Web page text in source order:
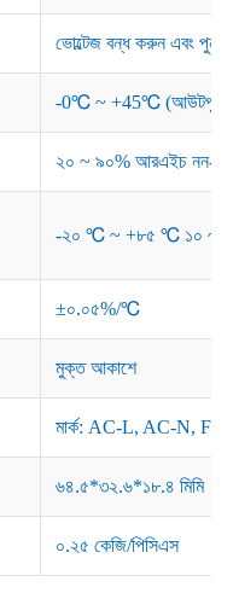
ভোল্টেজ বন্ধ করুন এবং
-0℃ ~ +45℃ (আউটপুট লোড
২০ ~ ৯০% আরএইচ নন-
-২০ ℃ ~ +৮৫ ℃ ১০ ~
±০.০৫%/℃
মুক্ত আকাশে
মার্ক: AC-L, AC-N,
৬৪.৫*৩২.৬*১৮.৪ মিমি
০.২৫ কেজি/পিসিএস